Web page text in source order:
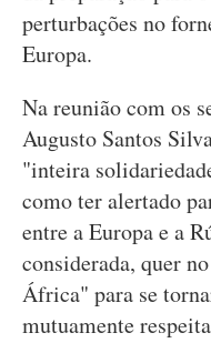
perturbações no
Europa.
Na reunião com os
Augusto Santos
"inteira
como ter alertado
entre a Europa e a
considerada, quer
África" para se
mutuamente